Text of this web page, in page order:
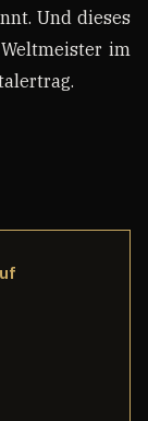
Und dieses
im